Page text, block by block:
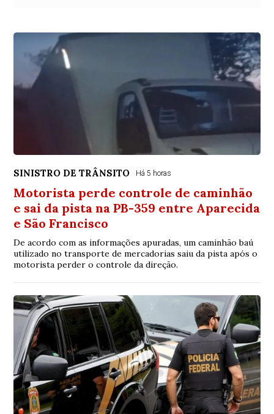
SINISTRO DE TRÂNSITO Há 5 horas
Motorista perde controle de caminhão
e sai da pista na PB-359 entre Aparecida
e São Francisco
De acordo com as informações apuradas, um caminhão baú
utilizado no transporte de mercadorias saiu da pista após o
motorista perder o controle da direção.